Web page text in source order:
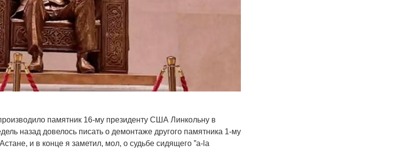
памятник 16-му президенту США Линкольну в
назад довелось писать о демонтаже другого памятника 1-му
и в конце я заметил, мол, о судьбе сидящего ”a-la